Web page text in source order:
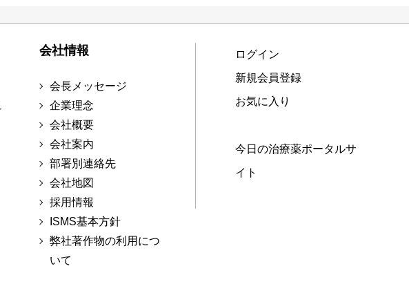
会社情報
会長メッセージ
企業理念
会社概要
会社案内
部署別連絡先
会社地図
採用情報
ISMS基本方針
弊社著作物の利用につ
いて
ログイン
新規会員登録
お気に入り
今日の治療薬ポータルサ
イト